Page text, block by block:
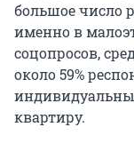
большое число
именно в
соцопросов,
около 59%
квартиру.